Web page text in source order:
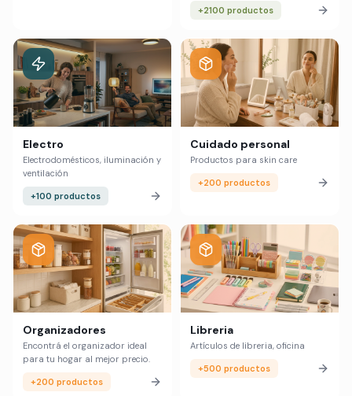
+2100 productos
Electro
Electrodomésticos, iluminación y
ventilación
+100 productos
Cuidado personal
Productos para skin care
+200 productos
Organizadores
Encontrá el organizador ideal
para tu hogar al mejor precio.
+200 productos
Libreria
Artículos de libreria, oficina
+500 productos